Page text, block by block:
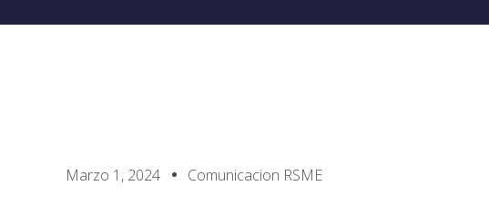
Marzo 1, 2024 Comunicacion RSME